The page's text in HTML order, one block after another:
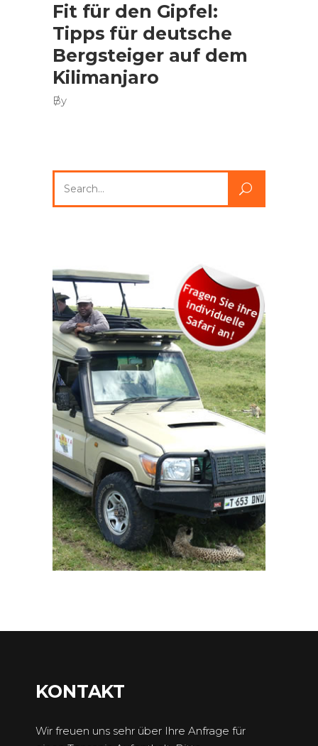
Fit für den Gipfel:
Tipps für deutsche
Bergsteiger auf dem
Kilimanjaro
By
for:
KONTAKT
Wir freuen uns sehr über Ihre Anfrage für